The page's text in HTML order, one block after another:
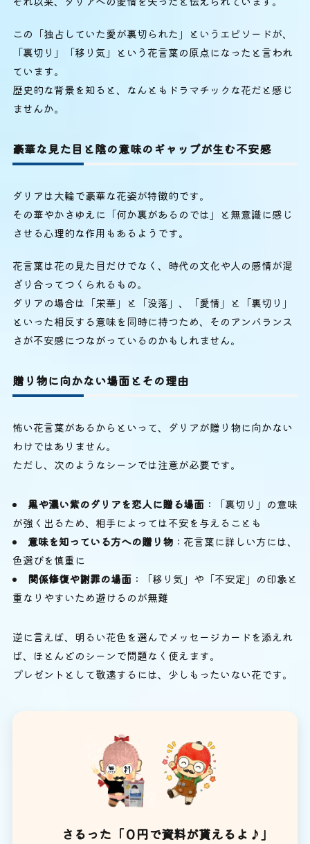
この「独占していた愛が裏切られた」というエピソードが、
「裏切り」「移り気」という花言葉の原点になったと言われ
ています。
歴史的な背景を知ると、なんともドラマチックな花だと感じ
ませんか。
豪華な見た目と陰の意味のギャップが生む不安感
ダリアは大輪で豪華な花姿が特徴的です。
その華やかさゆえに「何か裏があるのでは」と無意識に感じ
させる心理的な作用もあるようです。
花言葉は花の見た目だけでなく、時代の文化や人の感情が混
ざり合ってつくられるもの。
ダリアの場合は「栄華」と「没落」、「愛情」と「裏切り」
といった相反する意味を同時に持つため、そのアンバランス
さが不安感につながっているのかもしれません。
贈り物に向かない場面とその理由
怖い花言葉があるからといって、ダリアが贈り物に向かない
わけではありません。
ただし、次のようなシーンでは注意が必要です。
黒や濃い紫のダリアを恋人に贈る場面：「裏切り」の意味
が強く出るため、相手によっては不安を与えることも
意味を知っている方への贈り物：花言葉に詳しい方には、
色選びを慎重に
関係修復や謝罪の場面：「移り気」や「不安定」の印象と
重なりやすいため避けるのが無難
逆に言えば、明るい花色を選んでメッセージカードを添えれ
ば、ほとんどのシーンで問題なく使えます。
プレゼントとして敬遠するには、少しもったいない花です。
さるった「０円で資料が貰えるよ♪」